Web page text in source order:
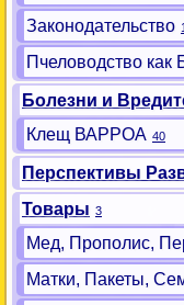
Законодательство
Пчеловодство как
Болезни и
Клещ ВАРРОА 40
Перспективы
Товары 3
Мед, Прополис,
Матки, Пакеты,